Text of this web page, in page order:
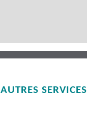
AUTRES SERVICES